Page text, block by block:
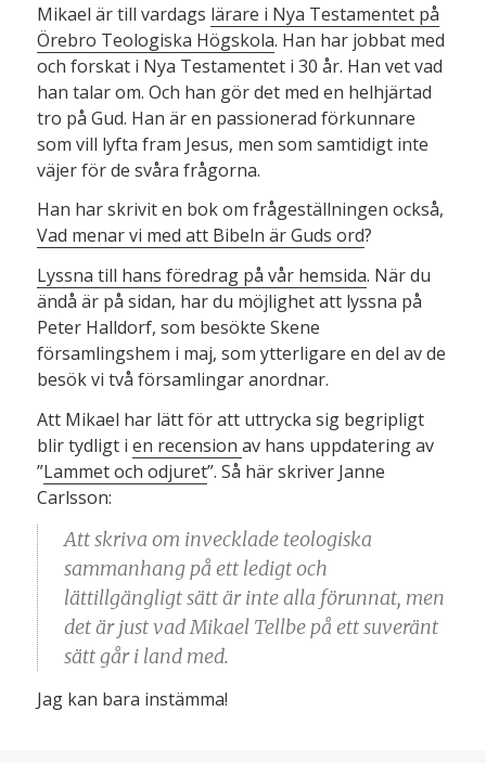
Mikael är till vardags lärare i Nya Testamentet på
Örebro Teologiska Högskola. Han har jobbat med
och forskat i Nya Testamentet i 30 år. Han vet vad
han talar om. Och han gör det med en helhjärtad
tro på Gud. Han är en passionerad förkunnare
som vill lyfta fram Jesus, men som samtidigt inte
väjer för de svåra frågorna.
Han har skrivit en bok om frågeställningen också,
Vad menar vi med att Bibeln är Guds ord?
Lyssna till hans föredrag på vår hemsida. När du
ändå är på sidan, har du möjlighet att lyssna på
Peter Halldorf, som besökte Skene
församlingshem i maj, som ytterligare en del av de
besök vi två församlingar anordnar.
Att Mikael har lätt för att uttrycka sig begripligt
blir tydligt ien recensionav hans uppdatering av
”Lammet och odjuret”. Så här skriver Janne
Carlsson:
Att skriva om invecklade teologiska
sammanhang på ett ledigt och
lättillgängligt sätt är inte alla förunnat, men
det är just vad Mikael Tellbe på ett suveränt
sätt går i land med.
Jag kan bara instämma!